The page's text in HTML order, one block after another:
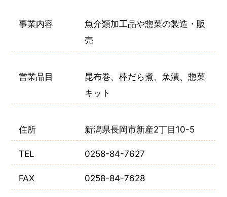
事業内容
魚介類加工品や惣菜の製造・販
売
営業品目
昆布巻、棒だら煮、魚漬、惣菜
キット
住所 新潟県長岡市新産2丁目10-5
TEL 0258-84-7627
FAX 0258-84-7628